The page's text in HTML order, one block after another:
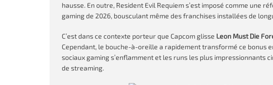
hausse. En outre, Resident Evil Requiem s’est imposé comme une
gaming de 2026, bousculant même des franchises installées de
C’est dans ce contexte porteur que Capcom glisse Leon Must Die
Cependant, le bouche-à-oreille a rapidement transformé ce bonus
sociaux gaming s’enflamment et les runs les plus impressionnants
de streaming.